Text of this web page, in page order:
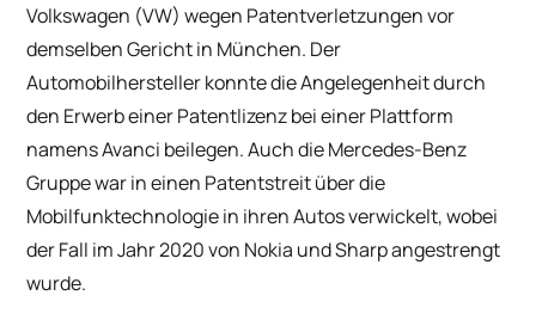
Volkswagen (VW) wegen Patentverletzungen vor
demselben Gericht in München. Der
Automobilhersteller konnte die Angelegenheit durch
den Erwerb einer Patentlizenz bei einer Plattform
namens Avanci beilegen. Auch die Mercedes-Benz
Gruppe war in einen Patentstreit über die
Mobilfunktechnologie in ihren Autos verwickelt, wobei
der Fall im Jahr 2020 von Nokia und Sharp angestrengt
wurde.